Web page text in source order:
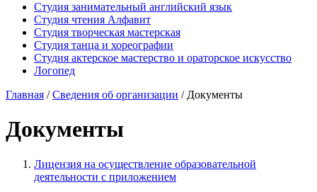
Студия занимательный английский язык
Студия чтения Алфавит
Студия творческая мастерская
Студия танца и хореографии
Студия актерское мастерство и ораторское искусство
Логопед
Главная /Сведения об организации / Документы
Документы
Лицензия на осуществление образовательной
деятельности с приложением